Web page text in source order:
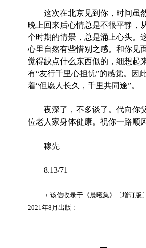
这次在北京见到你，时间虽
晚上回来后心情总是不很平静，
个时期的情景，总是涌上心头。
心里自然有些惜别之感。和你见
觉得缺点什么东西似的，细想起
有“友行千里心担忧”的感觉。因
着“但愿人长久，千里共同途”。
夜深了，不多谈了。代向你
位老人家身体健康。祝你一路顺风
稼先
8.13/71
﹙该信收录于《晨曦集》〔增订
2021年8月出版﹚